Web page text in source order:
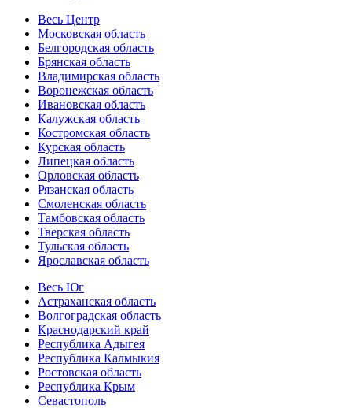
Весь Центр
Московская область
Белгородская область
Брянская область
Владимирская область
Воронежская область
Ивановская область
Калужская область
Костромская область
Курская область
Липецкая область
Орловская область
Рязанская область
Смоленская область
Тамбовская область
Тверская область
Тульская область
Ярославская область
Весь Юг
Астраханская область
Волгоградская область
Краснодарский край
Республика Адыгея
Республика Калмыкия
Ростовская область
Республика Крым
Севастополь